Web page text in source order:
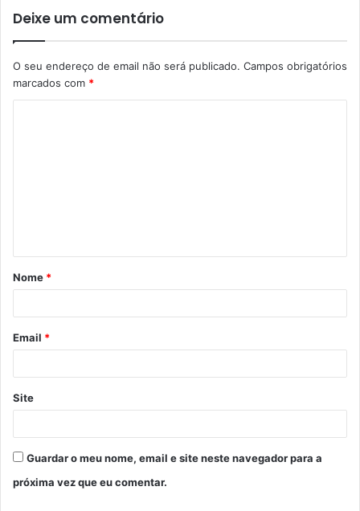
Deixe um comentário
O seu endereço de email não será publicado. Campos obrigatórios
marcados com *
á
r
*
Nome *
Email *
Site
Guardar o meu nome, email e site neste navegador para a
próxima vez que eu comentar.